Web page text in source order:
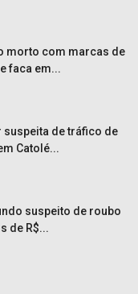
morto com marcas de
faca em...
suspeita de tráfico de
Catolé...
suspeito de roubo
de R$...